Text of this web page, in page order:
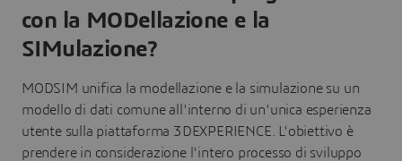
con la MODellazione e la
SIMulazione?
MODSIM unifica la modellazione e la simulazione su un
modello di dati comune all'interno di un'unica esperienza
utente sulla piattaforma 3DEXPERIENCE. L'obiettivo è
prendere in considerazione l'intero processo di sviluppo